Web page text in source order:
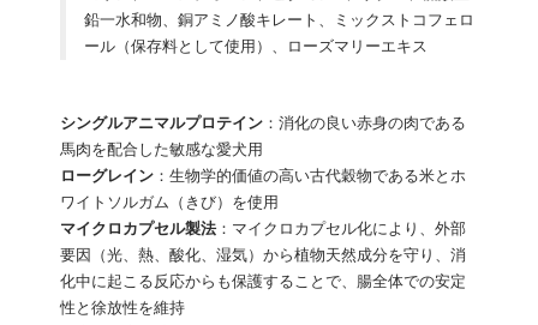
鉛一水和物、銅アミノ酸キレート、ミックストコフェロ
ール（保存料として使用）、ローズマリーエキス
シングルアニマルプロテイン ：消化の良い赤身の肉である
馬肉を配合した敏感な愛犬用
ローグレイン ：生物学的価値の高い古代穀物である米とホ
ワイトソルガム（きび）を使用
マイクロカプセル製法 ：マイクロカプセル化により、外部
要因（光、熱、酸化、湿気）から植物天然成分を守り、消
化中に起こる反応からも保護することで、腸全体での安定
性と徐放性を維持